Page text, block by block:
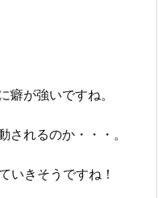
癖が強いですね。
されるのか・・・。
いきそうですね！